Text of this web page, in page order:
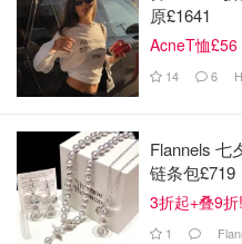
原£1641
AcneT恤£56
14 6
Flannels 七
链条包£719
3折起+叠9
1